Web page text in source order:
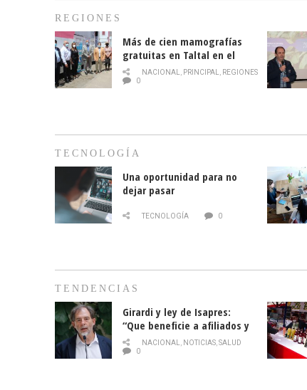
REGIONES
Más de cien mamografías
gratuitas en Taltal en el
mes de la prevención del
cáncer de mama
NACIONAL, PRINCIPAL, REGIONES
0
TECNOLOGÍA
Una oportunidad para no
dejar pasar
TECNOLOGÍA 0
TENDENCIAS
Girardi y ley de Isapres:
“Que beneficie a afiliados y
no legalice el abuso”
NACIONAL, NOTICIAS,SALUD
0